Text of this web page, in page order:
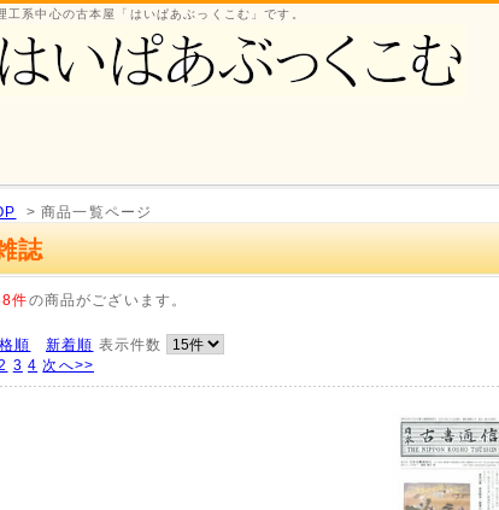
工系中心の古本屋「はいぱあぶっくこむ」です。
> 商品一覧ページ
誌
件の商品がございます。
順 新着順 表示件数
3 4 次へ>>